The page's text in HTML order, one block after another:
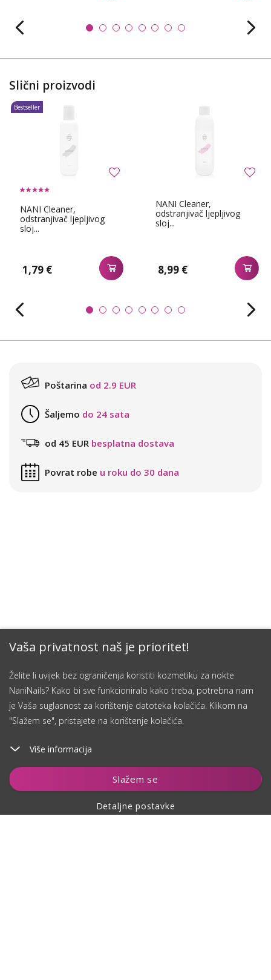
Vaša privatnost naš je prioritet!
Želite li uvijek bez ograničenja koristiti kozmetiku za nokte
NaniNails? Kako bi sve funkcioniralo kako treba, potrebna nam
je Vaša suglasnost za korištenje datoteka kolačića. Klikom na
"Slažem se", pristajete na korištenje kolačića.
Više informacija
Slažem se
Detaljne postavke
Dodaj u košaricu
Slični proizvodi
NANI Cleaner,
odstranjivač ljepljivog
sloj...
1,79 €
Bestseller
NANI Cleaner,
odstranjivač ljepljivog
sloj...
8,99 €
Poštarina od 2.9 EUR
Šaljemo do 24 sata
od 45 EUR besplatna dostava
Povrat robe u roku do 30 dana